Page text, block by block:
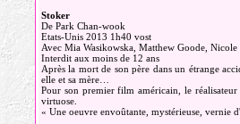
Stoker
De Park Chan-wook
Etats-Unis 2013 1h40 vost
Avec Mia Wasikowska, Matthew Goode,
Interdit aux moins de 12 ans
Après la mort de son père dans un étrange
elle et sa mère…
Pour son premier film américain, le
virtuose.
« Une oeuvre envoûtante, mystérieuse, vernie